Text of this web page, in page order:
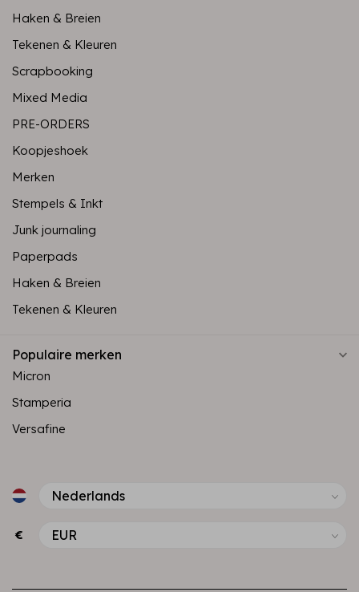
Haken & Breien
Tekenen & Kleuren
Scrapbooking
Mixed Media
PRE-ORDERS
Koopjeshoek
Merken
Stempels & Inkt
Junk journaling
Paperpads
Haken & Breien
Tekenen & Kleuren
Populaire merken
Micron
Stamperia
Versafine
€